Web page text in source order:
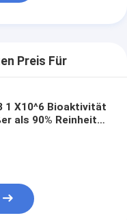
Preis Für
1 X10^6 Bioaktivität
als 90% Reinheits-